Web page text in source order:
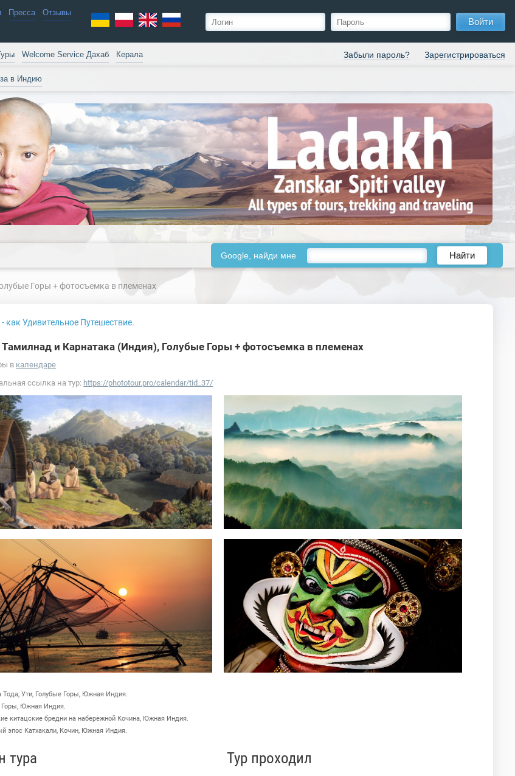
Пресса
Отзывы
Войти
Забыли пароль? Зарегистрироваться
Welcome Service Дахаб Керала
в Индию
Google, найди мне Найти
Горы + фотосъемка в племенах
как Удивительное Путешествие.
Тамилнад и Карнатака (Индия), Голубые Горы + фотосъемка в племенах
в календаре
ссылка на тур: https://phototour.pro/calendar/tid_37/
Тода, Ути, Голубые Горы, Южная Индия.
Горы, Южная Индия.
китацские бредни на набережной Кочина, Южная Индия.
эпос Катхакали, Кочин, Южная Индия.
тура Тур проходил